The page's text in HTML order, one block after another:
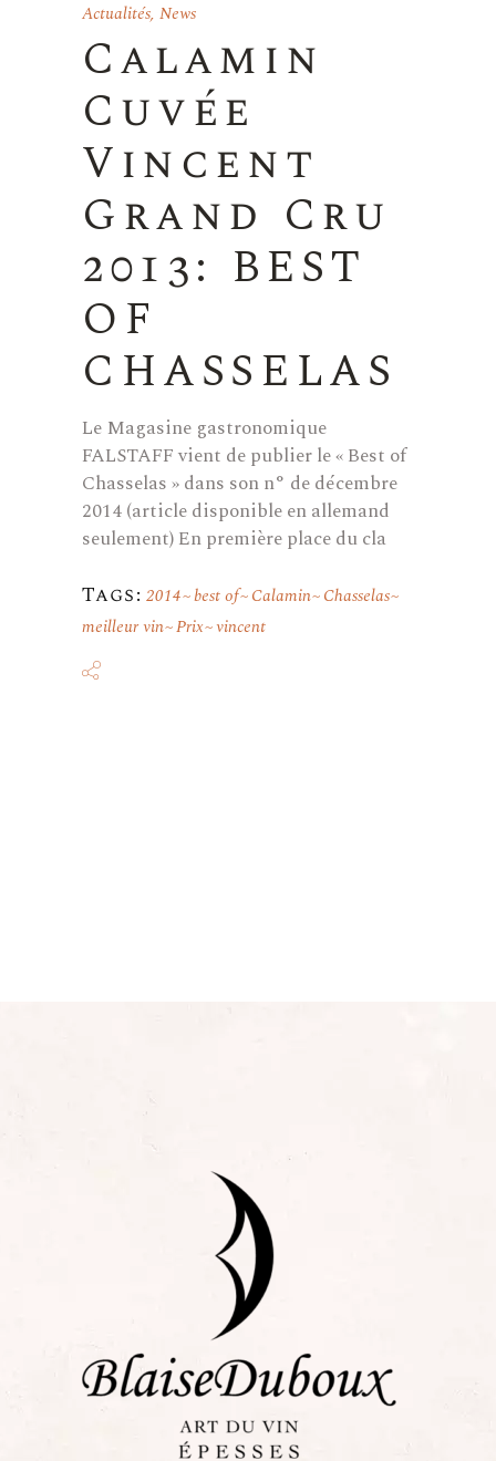
Actualités, News
Calamin
Cuvée
Vincent
Grand Cru
2013: BEST
OF
CHASSELAS
Le Magasine gastronomique
FALSTAFF vient de publier le « Best of
Chasselas » dans son n° de décembre
2014 (article disponible en allemand
seulement) En première place du cla
Tags: 2014 best of Calamin Chasselas
meilleur vin Prix vincent